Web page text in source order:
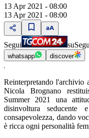
13 Apr 2021 - 08:00
13 Apr 2021 - 08:00
Segui su
whatsapp discover
Reinterpretando l'archivio
Nicola Brognano
Summer 2021 una
disinvoltura seducente
consapevolezza, dando
è ricca ogni personalità